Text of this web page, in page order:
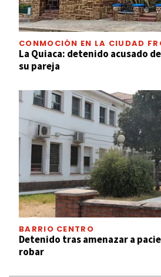
CONMOCIÓN EN LA CIUDAD
La Quiaca: detenido acusado
su pareja
BARRIO CENTRO
Detenido tras amenazar a
robar